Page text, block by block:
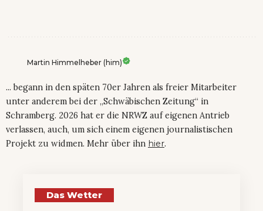
Martin Himmelheber (him)
... begann in den späten 70er Jahren als freier Mitarbeiter
unter anderem bei der „Schwäbischen Zeitung“ in
Schramberg. 2026 hat er die NRWZ auf eigenen Antrieb
verlassen, auch, um sich einem eigenen journalistischen
Projekt zu widmen. Mehr über ihn hier.
Das Wetter